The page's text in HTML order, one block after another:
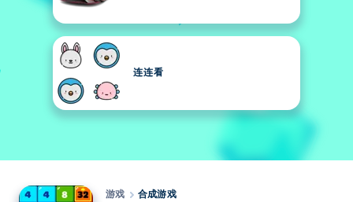
连连看
游戏 合成游戏